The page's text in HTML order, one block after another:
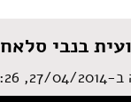
בנבי סלאח
12:26